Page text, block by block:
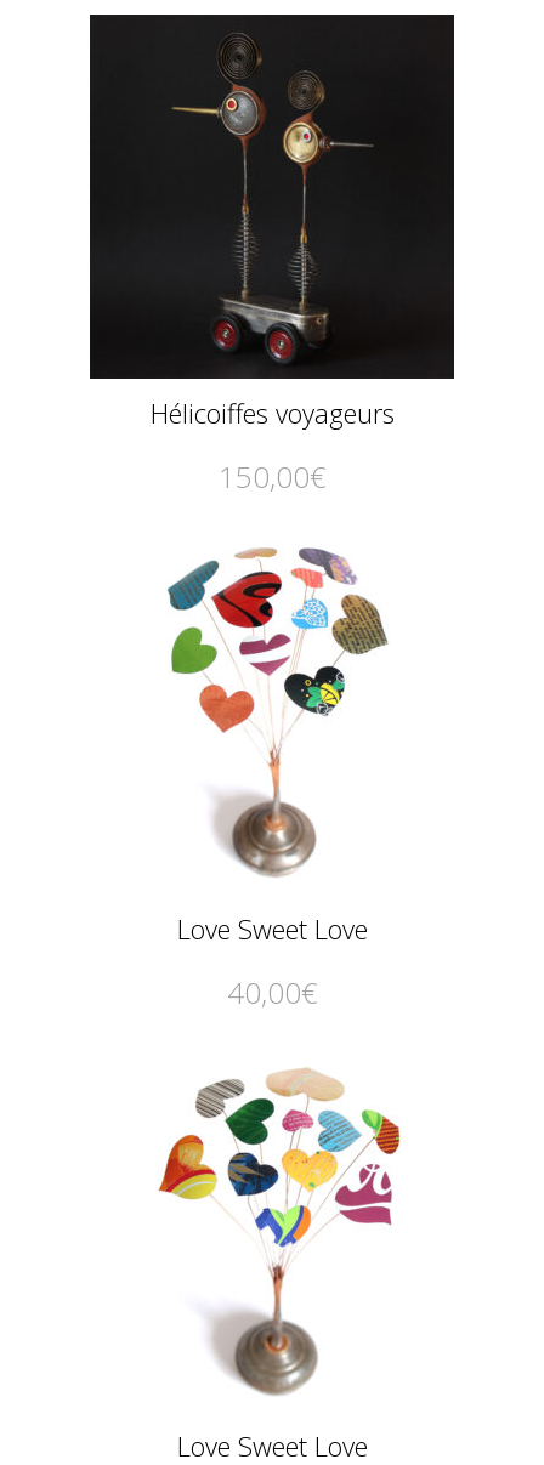
Hélicoiffes voyageurs
150,00€
Love Sweet Love
40,00€
Love Sweet Love